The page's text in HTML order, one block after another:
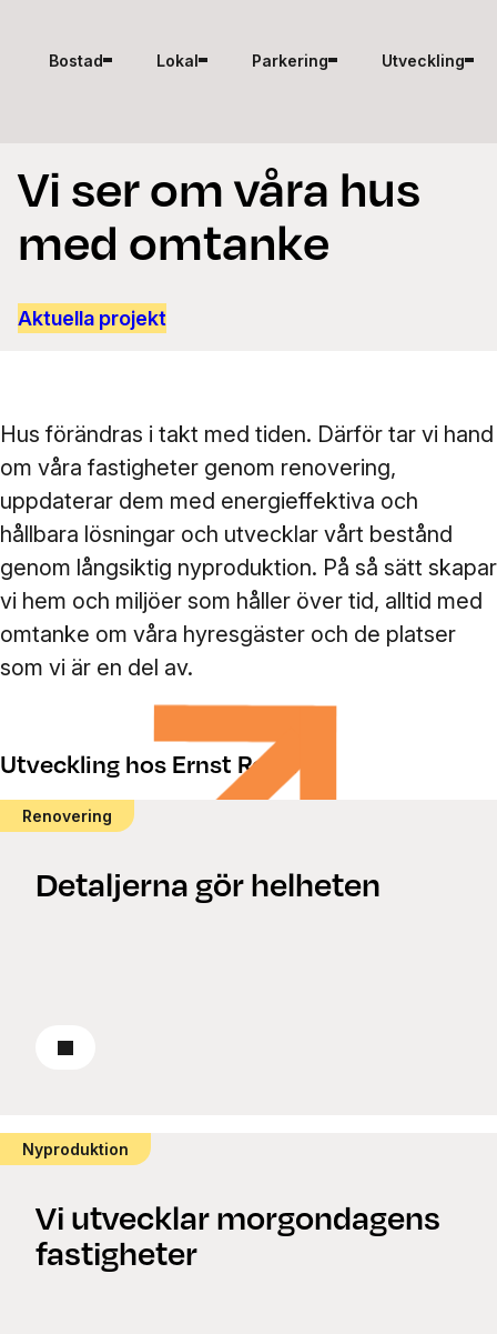
Bostad Lokal Parkering Utveckling
Vi ser om våra hus
med omtanke
Aktuella projekt
Hus förändras i takt med tiden. Därför tar vi hand
om våra fastigheter genom renovering,
uppdaterar dem med energieffektiva och
hållbara lösningar och utvecklar vårt bestånd
genom långsiktig nyproduktion. På så sätt skapar
vi hem och miljöer som håller över tid, alltid med
omtanke om våra hyresgäster och de platser
som vi är en del av.
Utveckling hos Ernst Rosén
Renovering
Detaljerna gör helheten
Läs om renovering
Nyproduktion
Vi utvecklar morgondagens
fastigheter